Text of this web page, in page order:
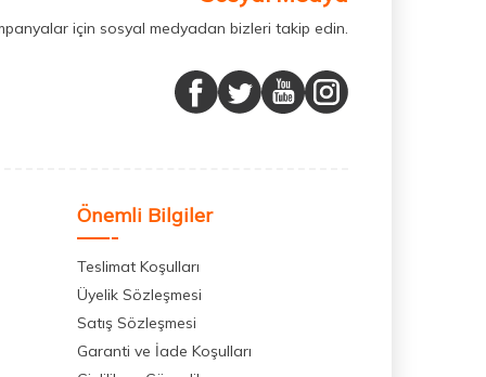
için sosyal medyadan bizleri takip edin.
Önemli Bilgiler
Teslimat Koşulları
Üyelik Sözleşmesi
Satış Sözleşmesi
Garanti ve İade Koşulları